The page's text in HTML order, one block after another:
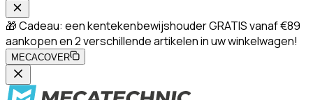
🎁 Cadeau: een kentekenbewijshouder GRATIS vanaf €89
aankopen en 2 verschillende artikelen in uw winkelwagen!
MECACOVER